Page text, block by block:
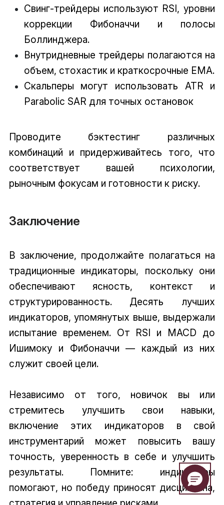
Свинг-трейдеры используют RSI, уровни
коррекции Фибоначчи и полосы
Боллинджера.
Внутридневные трейдеры полагаются на
объем, стохастик и краткосрочные EMA.
Скальперы могут использовать ATR и
Parabolic SAR для точных остановок
Проводите бэктестинг различных
комбинаций и придерживайтесь того, что
соответствует вашей психологии,
рыночным фокусам и готовности к риску.
Заключение
В заключение, продолжайте полагаться на
традиционные индикаторы, поскольку они
обеспечивают ясность, контекст и
структурированность. Десять лучших
индикаторов, упомянутых выше, выдержали
испытание временем. От RSI и MACD до
Ишимоку и Фибоначчи — каждый из них
служит своей цели.
Независимо от того, новичок вы или
стремитесь улучшить свои навыки,
включение этих индикаторов в свой
инструментарий может повысить вашу
точность, уверенность в себе и улучшить
результаты. Помните: индикаторы
помогают, но победу приносят дисциплина,